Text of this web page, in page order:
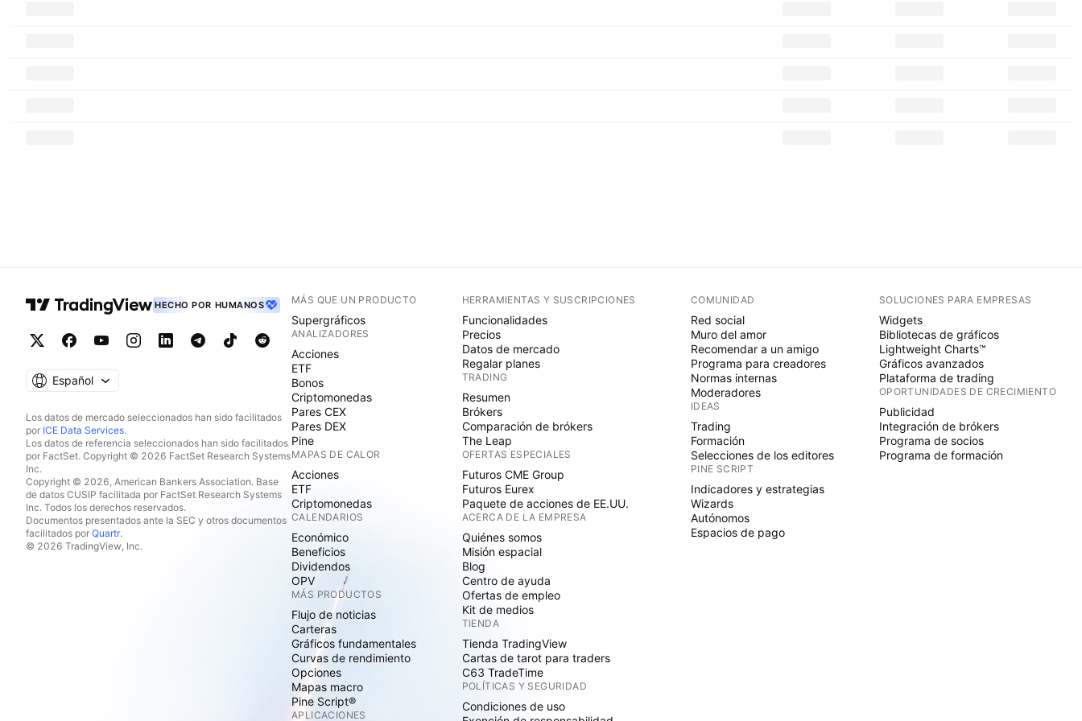
HECHO POR HUMANOS
Español
Los datos de mercado seleccionados han sido facilitados
por ICE Data Services.
Los datos de referencia seleccionados han sido facilitados
por FactSet. Copyright © 2026 FactSet Research Systems
Inc.
Copyright © 2026, American Bankers Association. Base
de datos CUSIP facilitada por FactSet Research Systems
Inc. Todos los derechos reservados.
Documentos presentados ante la SEC y otros documentos
facilitados por Quartr.
© 2026 TradingView, Inc.
MÁS QUE UN PRODUCTO
Supergráficos
ANALIZADORES
Acciones
ETF
Bonos
Criptomonedas
Pares CEX
Pares DEX
Pine
MAPAS DE CALOR
Acciones
ETF
Criptomonedas
CALENDARIOS
Económico
Beneficios
Dividendos
OPV
MÁS PRODUCTOS
Flujo de noticias
Carteras
Gráficos fundamentales
Curvas de rendimiento
Opciones
Mapas macro
Pine Script®
APLICACIONES
HERRAMIENTAS Y SUSCRIPCIONES
Funcionalidades
Precios
Datos de mercado
Regalar planes
TRADING
Resumen
Brókers
Comparación de brókers
The Leap
OFERTAS ESPECIALES
Futuros CME Group
Futuros Eurex
Paquete de acciones de EE.UU.
ACERCA DE LA EMPRESA
Quiénes somos
Misión espacial
Blog
Centro de ayuda
Ofertas de empleo
Kit de medios
TIENDA
Tienda TradingView
Cartas de tarot para traders
C63 TradeTime
POLÍTICAS Y SEGURIDAD
Condiciones de uso
COMUNIDAD
Red social
Muro del amor
Recomendar a un amigo
Programa para creadores
Normas internas
Moderadores
IDEAS
Trading
Formación
Selecciones de los editores
PINE SCRIPT
Indicadores y estrategias
Wizards
Autónomos
Espacios de pago
SOLUCIONES PARA EMPRESAS
Widgets
Bibliotecas de gráficos
Lightweight Charts™
Gráficos avanzados
Plataforma de trading
OPORTUNIDADES DE CRECIMIENTO
Publicidad
Integración de brókers
Programa de socios
Programa de formación